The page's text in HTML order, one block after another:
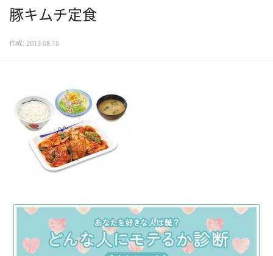
豚キムチ定食
作成: 2013.08.16